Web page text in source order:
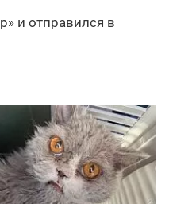
и отправился в